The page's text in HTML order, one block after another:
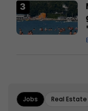
Jobs Real Estate